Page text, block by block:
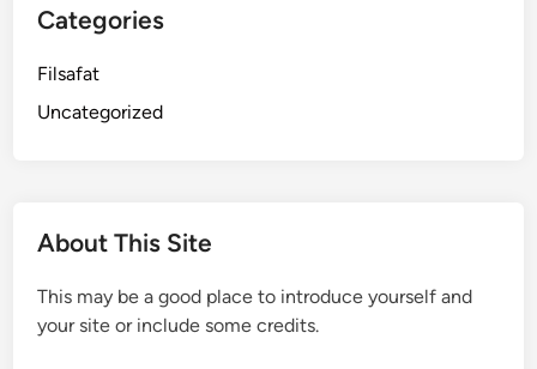
Categories
Filsafat
Uncategorized
About This Site
This may be a good place to introduce yourself and
your site or include some credits.